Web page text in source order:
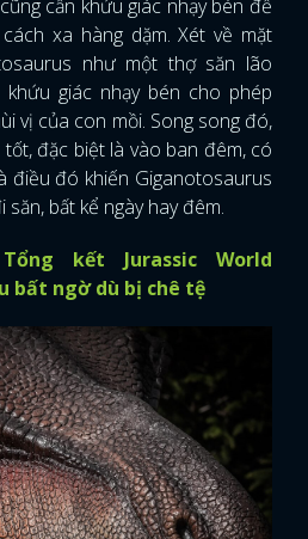
GOOGLE
cần khứu giác nhạy bén để
xa hàng dặm. Xét về mặt
như một thợ săn lão
giác nhạy bén cho phép
vị của con mồi. Song song đó,
đặc biệt là vào ban đêm, có
điều đó khiến Giganotosaurus
săn, bất kể ngày hay đêm.
Tổng kết Jurassic World
bất ngờ dù bị chê tệ